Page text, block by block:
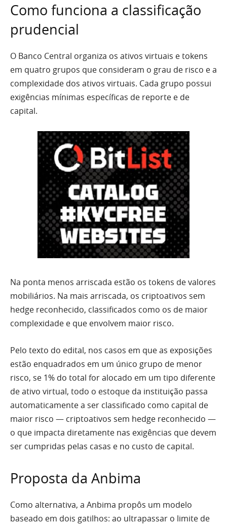
Como funciona a classificação
prudencial
O Banco Central organiza os ativos virtuais e tokens
em quatro grupos que consideram o grau de risco e a
complexidade dos ativos virtuais. Cada grupo possui
exigências mínimas específicas de reporte e de
capital.
Na ponta menos arriscada estão os tokens de valores
mobiliários. Na mais arriscada, os criptoativos sem
hedge reconhecido, classificados como os de maior
complexidade e que envolvem maior risco.
Pelo texto do edital, nos casos em que as exposições
estão enquadrados em um único grupo de menor
risco, se 1% do total for alocado em um tipo diferente
de ativo virtual, todo o estoque da instituição passa
automaticamente a ser classificado como capital de
maior risco — criptoativos sem hedge reconhecido —
o que impacta diretamente nas exigências que devem
ser cumpridas pelas casas e no custo de capital.
Proposta da Anbima
Como alternativa, a Anbima propôs um modelo
baseado em dois gatilhos: ao ultrapassar o limite de